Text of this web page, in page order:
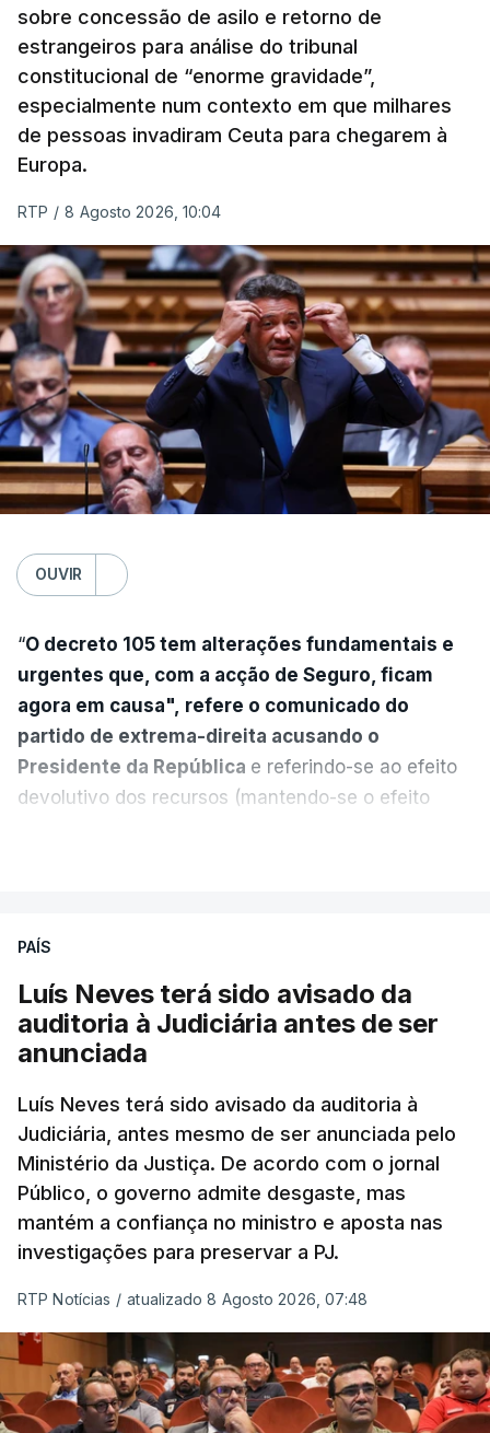
sobre concessão de asilo e retorno de
estrangeiros para análise do tribunal
constitucional de “enorme gravidade”,
especialmente num contexto em que milhares
de pessoas invadiram Ceuta para chegarem à
Europa.
RTP / 8 Agosto 2026, 10:04
OUVIR
“O decreto 105 tem alterações fundamentais e
urgentes que, com a acção de Seguro, ficam
agora em causa", refere o comunicado do
partido de extrema-direita acusando o
Presidente da República e referindo-se ao efeito
devolutivo dos recursos (mantendo-se o efeito
quanto à possibilidade de expulsar do país
cidadãos adultos em situação ilegal, se
tiverem filhos menores.
prazo de 60 dias, os imigrantes terão que ser
libertados,ainda que os seus pedidos de asilo
tenham sido rejeitados pelas autoridades
competentes”, referem.
“Isto é de uma enorme irresponsabilidade
poderem entrar e residir legalmente em Portugal”,
acrescenta, concluindo que“são exactamente
este tipo de actos políticos irresponsáveis que
PAÍS
Luís Neves terá sido avisado da
auditoria à Judiciária antes de ser
anunciada
Luís Neves terá sido avisado da auditoria à
Judiciária, antes mesmo de ser anunciada pelo
Ministério da Justiça. De acordo com o jornal
Público, o governo admite desgaste, mas
mantém a confiança no ministro e aposta nas
investigações para preservar a PJ.
RTP Notícias / atualizado 8 Agosto 2026, 07:48